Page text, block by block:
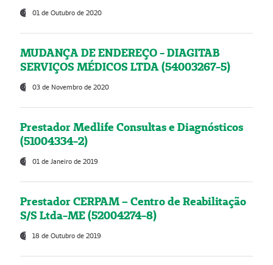
01 de Outubro de 2020
MUDANÇA DE ENDEREÇO - DIAGITAB
SERVIÇOS MÉDICOS LTDA (54003267-5)
03 de Novembro de 2020
Prestador Medlife Consultas e Diagnósticos
(51004334-2)
01 de Janeiro de 2019
Prestador CERPAM – Centro de Reabilitação
S/S Ltda-ME (52004274-8)
18 de Outubro de 2019